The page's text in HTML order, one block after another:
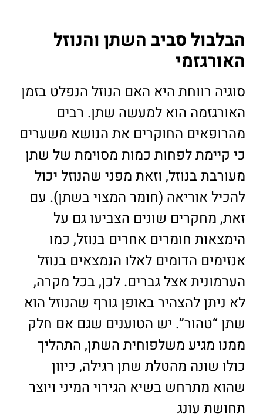
הבלבול סביב השתן והנוזל
האורגזמי
סוגיה רווחת היא האם הנוזל הנפלט בזמן
האורגזמה הוא למעשה שתן. רבים
מהרופאים החוקרים את הנושא משערים
כי קיימת לפחות כמות מסוימת של שתן
מעורבת בנוזל, וזאת מפני שהנוזל יכול
להכיל אוריאה (חומר המצוי בשתן). עם
זאת, מחקרים שונים הצביעו גם על
הימצאות חומרים אחרים בנוזל, כמו
אנזימים הדומים לאלו הנמצאים בנוזל
הערמונית אצל גברים. לכן, בכל מקרה,
לא ניתן להצהיר באופן גורף שהנוזל הוא
שתן “טהור”. יש הטוענים שגם אם חלק
ממנו מגיע משלפוחית השתן, התהליך
כולו שונה מהטלת שתן רגילה, כיוון
שהוא מתרחש בשיא הגירוי המיני ויוצר
תחושת עונג